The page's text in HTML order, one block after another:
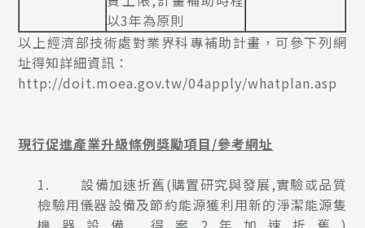
以3年為原則
以上經濟部技術處對業界科專補助計畫，可參下列網
址得知詳細資訊：
http://doit.moea.gov.tw/04apply/whatplan.asp
現行促進產業升級條例獎勵項目/參考網址
1. 設備加速折舊(購置研究與發展,實驗或品質
檢驗用儀器設備及節約能源獲利用新的淨潔能源隻